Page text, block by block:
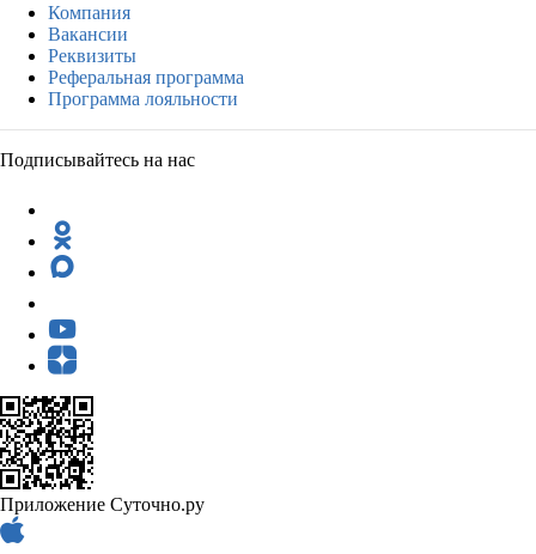
Компания
Вакансии
Реквизиты
Реферальная программа
Программа лояльности
Подписывайтесь на нас
Приложение Суточно.ру